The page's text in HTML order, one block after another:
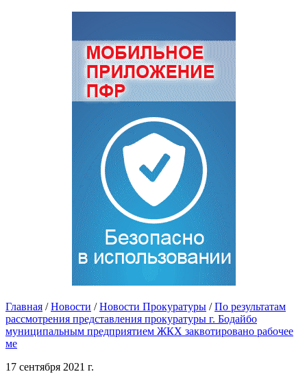
Главная / Новости / Новости Прокуратуры / По результатам
рассмотрения представления прокуратуры г. Бодайбо
муниципальным предприятием ЖКХ заквотировано рабочее
ме
17 сентября 2021 г.